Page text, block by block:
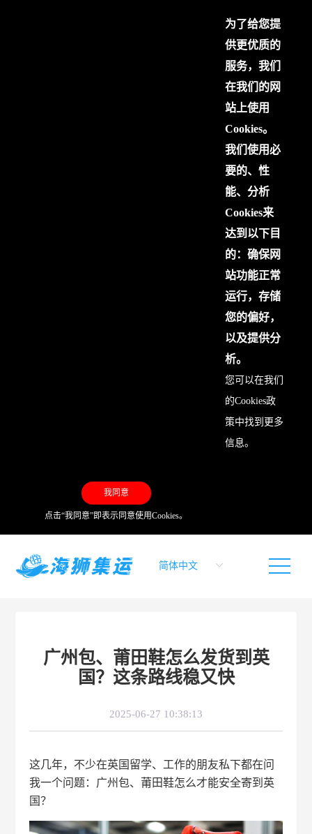
为了给您提
供更优质的
服务，我们
在我们的网
站上使用
Cookies。
我们使用必
要的、性
能、分析
Cookies来
达到以下目
的：确保网
站功能正常
运行，存储
您的偏好，
以及提供分
析。
您可以在我们
的Cookies政
策中找到更多
信息。
我同意
点击“我同意”即表示同意使用Cookies。
广州包、莆田鞋怎么发货到英
国？这条路线稳又快
2025-06-27 10:38:13
这几年，不少在英国留学、工作的朋友私下都在问
我一个问题：广州包、莆田鞋怎么才能安全寄到英
国？